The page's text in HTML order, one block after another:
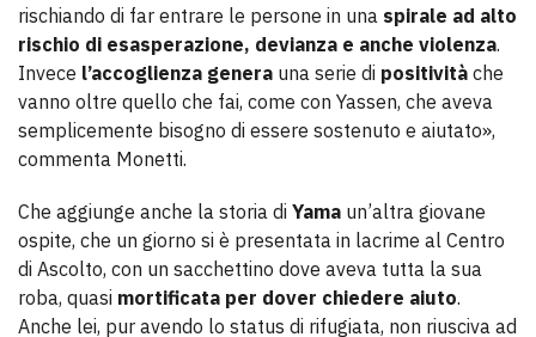
rischiando di far entrare le persone in una spirale ad alto
rischio di esasperazione, devianza e anche violenza.
Invece l’accoglienza genera una serie di positività che
vanno oltre quello che fai, come con Yassen, che aveva
semplicemente bisogno di essere sostenuto e aiutato»,
commenta Monetti.
Che aggiunge anche la storia di Yama un’altra giovane
ospite, che un giorno si è presentata in lacrime al Centro
di Ascolto, con un sacchettino dove aveva tutta la sua
roba, quasi mortificata per dover chiedere aiuto.
Anche lei, pur avendo lo status di rifugiata, non riusciva ad